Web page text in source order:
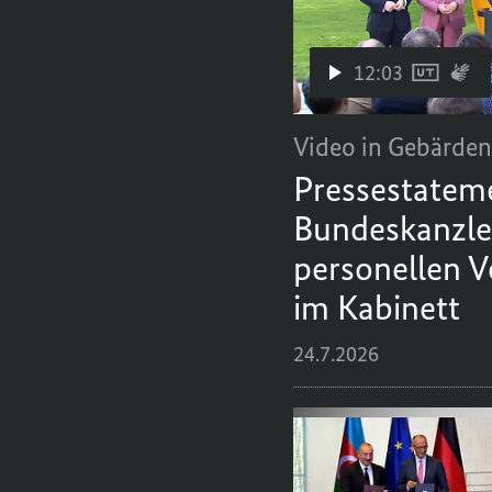
12:03
Video in
personellen
im Kabinett
24.7.2026